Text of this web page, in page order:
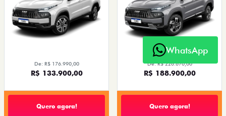
De: R$ 176.990,00
R$ 133.900,00
Quero agora!
De: R$ 226.670,00
R$ 188.900,00
Quero agora!
WhatsApp